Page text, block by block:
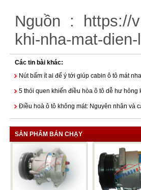
Nguồn : https://
khi-nha-mat-
Các tin bài khác:
Nút bấm ít ai để ý tới giúp cabin ô tô mát
5 thói quen khiến điều hòa ô tô dễ hư hỏng
Điều hoà ô tô không mát: Nguyên nhân và
SẢN PHẨM BÁN CHẠY